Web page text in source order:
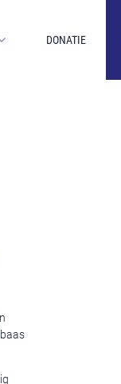
DONATIE